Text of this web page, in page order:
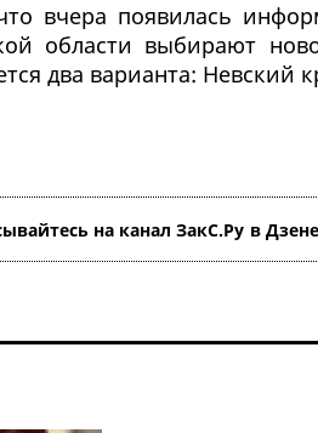
вчера появилась
области выбирают
два варианта: Невский
на канал ЗакС.Ру в Дзене